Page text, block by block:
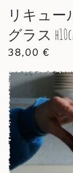
リキュー
グラス
38,00 €